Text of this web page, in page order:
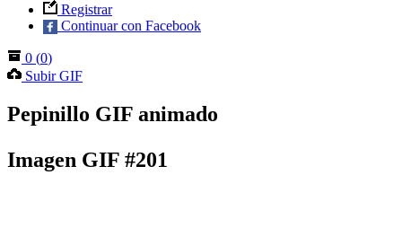
Registrar
Continuar con Facebook
0 (0)
Subir GIF
Pepinillo GIF animado
Imagen GIF #201